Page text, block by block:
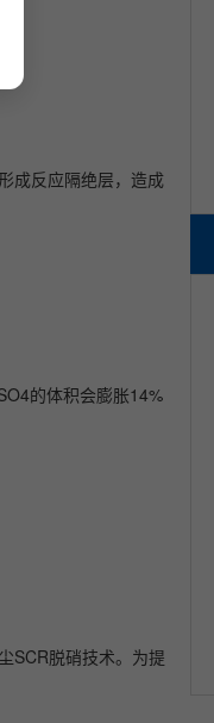
成反应隔绝层，造成
的体积会膨胀14%
SCR脱硝技术。为提